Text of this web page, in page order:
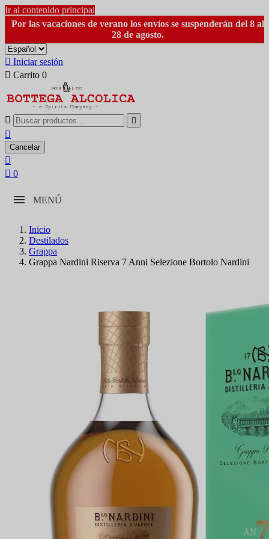
Ir al contenido principal
Por las vacaciones de verano los envíos se suspenderán del 8 al
28 de agosto.
 Iniciar sesión
 Carrito 0
 

Cancelar

 0
MENÚ
Inicio
Destilados
Grappa
Grappa Nardini Riserva 7 Anni Selezione Bortolo Nardini